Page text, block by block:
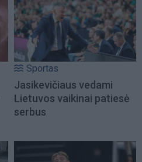
Sportas
Jasikevičiaus vedami
Lietuvos vaikinai patiesė
serbus